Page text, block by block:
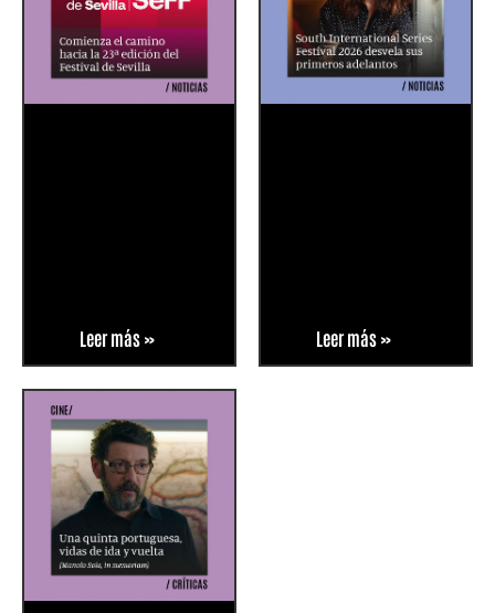
Leer más » Leer más »